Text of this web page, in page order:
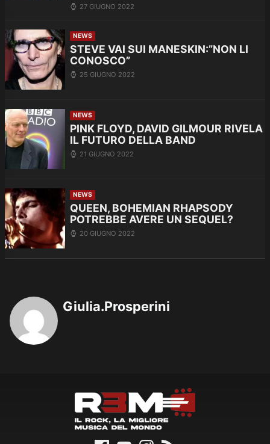
27 GIUGNO 2022
NEWS
STEVE VAI SUI MANESKIN:”NON LI
CONOSCO”
25 GIUGNO 2022
NEWS
PINK FLOYD, DAVID GILMOUR RIVELA
IL FUTURO DELLA BAND
21 GIUGNO 2022
NEWS
QUEEN, BOHEMIAN RHAPSODY
POTREBBE AVERE UN SEQUEL?
20 GIUGNO 2022
Giulia.Prosperini